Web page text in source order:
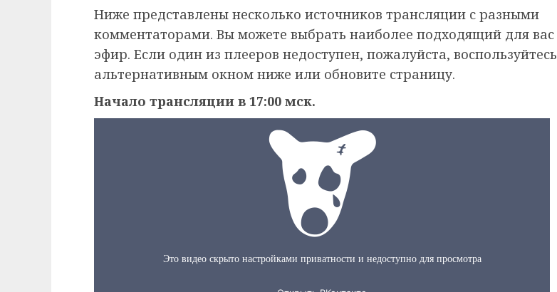
Ниже представлены несколько источников трансляции с разными
комментаторами. Вы можете выбрать наиболее подходящий для вас
эфир. Если один из плееров недоступен, пожалуйста, воспользуйтесь
альтернативным окном ниже или обновите страницу.
Начало трансляции в 17:00 мск.